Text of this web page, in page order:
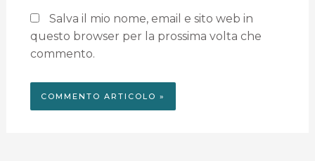
Salva il mio nome, email e sito web in
questo browser per la prossima volta che
commento.